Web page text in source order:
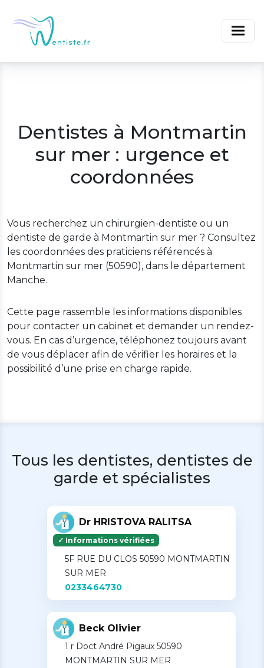
Dentistes à Montmartin
sur mer : urgence et
coordonnées
Vous recherchez un chirurgien-dentiste ou un
dentiste de garde à Montmartin sur mer ? Consultez
les coordonnées des praticiens référencés à
Montmartin sur mer (50590), dans le département
Manche.
Cette page rassemble les informations disponibles
pour contacter un cabinet et demander un rendez-
vous. En cas d’urgence, téléphonez toujours avant
de vous déplacer afin de vérifier les horaires et la
possibilité d’une prise en charge rapide.
Tous les dentistes, dentistes de
garde et spécialistes
Dr HRISTOVA RALITSA
✓ Informations vérifiées
5F RUE DU CLOS 50590 MONTMARTIN
SUR MER
0233464730
Beck Olivier
1 r Doct André Pigaux 50590
MONTMARTIN SUR MER